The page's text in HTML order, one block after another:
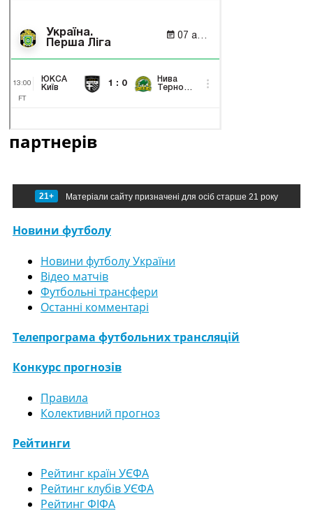
партнерів
21+ Матеріали сайту призначені для осіб старше 21 року
Новини футболу
Новини футболу України
Відео матчів
Футбольні трансфери
Останні комментарі
Телепрограма футбольних трансляцій
Конкурс прогнозів
Правила
Колективний прогноз
Рейтинги
Рейтинг країн УЄФА
Рейтинг клубів УЄФА
Рейтинг ФІФА